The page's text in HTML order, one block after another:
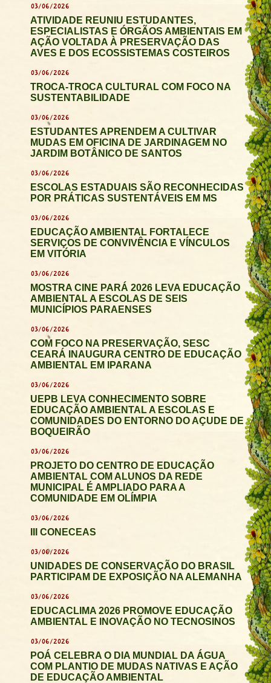
03/06/2026
ATIVIDADE REUNIU ESTUDANTES,
ESPECIALISTAS E ÓRGÃOS AMBIENTAIS EM
AÇÃO VOLTADA À PRESERVAÇÃO DAS
AVES E DOS ECOSSISTEMAS COSTEIROS
03/06/2026
TROCA-TROCA CULTURAL COM FOCO NA
SUSTENTABILIDADE
03/06/2026
ESTUDANTES APRENDEM A CULTIVAR
MUDAS EM OFICINA DE JARDINAGEM NO
JARDIM BOTÂNICO DE SANTOS
03/06/2026
ESCOLAS ESTADUAIS SÃO RECONHECIDAS
POR PRÁTICAS SUSTENTÁVEIS EM MS
03/06/2026
EDUCAÇÃO AMBIENTAL FORTALECE
SERVIÇOS DE CONVIVÊNCIA E VÍNCULOS
EM VITÓRIA
03/06/2026
MOSTRA CINE PARÁ 2026 LEVA EDUCAÇÃO
AMBIENTAL A ESCOLAS DE SEIS
MUNICÍPIOS PARAENSES
03/06/2026
COM FOCO NA PRESERVAÇÃO, SESC
CEARÁ INAUGURA CENTRO DE EDUCAÇÃO
AMBIENTAL EM IPARANA
03/06/2026
UEPB LEVA CONHECIMENTO SOBRE
EDUCAÇÃO AMBIENTAL A ESCOLAS E
COMUNIDADES DO ENTORNO DO AÇUDE DE
BOQUEIRÃO
03/06/2026
PROJETO DO CENTRO DE EDUCAÇÃO
AMBIENTAL COM ALUNOS DA REDE
MUNICIPAL É AMPLIADO PARA A
COMUNIDADE EM OLÍMPIA
03/06/2026
III CONECEAS
03/06/2026
UNIDADES DE CONSERVAÇÃO DO BRASIL
PARTICIPAM DE EXPOSIÇÃO NA ALEMANHA
03/06/2026
EDUCACLIMA 2026 PROMOVE EDUCAÇÃO
AMBIENTAL E INOVAÇÃO NO TECNOSINOS
03/06/2026
POÁ CELEBRA O DIA MUNDIAL DA ÁGUA
COM PLANTIO DE MUDAS NATIVAS E AÇÃO
DE EDUCAÇÃO AMBIENTAL